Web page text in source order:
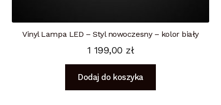
Vinyl Lampa LED – Styl nowoczesny – kolor biały
1 199,00 zł
Dodaj do koszyka